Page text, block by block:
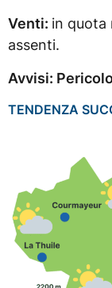
Venti: in quota
assenti.
Avvisi:
TENDENZA